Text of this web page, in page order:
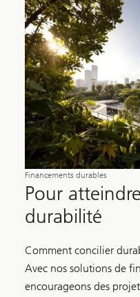
Financements durables
Pour
durabilité
Comment concilier
Avec nos solutions de
encourageons des